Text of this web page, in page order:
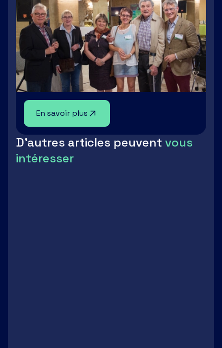
En savoir plus
D'autres articles peuvent vous
intéresser